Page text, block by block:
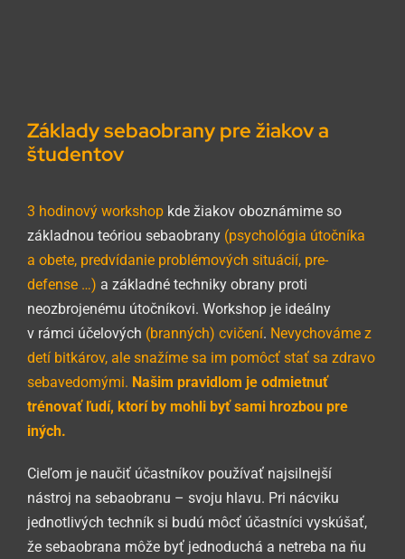
Základy sebaobrany pre žiakov a
študentov
3 hodinový workshopkde žiakov oboznámime so
základnou teóriou sebaobrany (psychológia útočníka
a obete, predvídanie problémových situácií, pre-
defense …) a základné techniky obrany proti
neozbrojenému útočníkovi. Workshop je ideálny
v rámci účelových (branných) cvičení. Nevychováme z
detí bitkárov, ale snažíme sa im pomôcť stať sa zdravo
sebavedomými. Našim pravidlom je odmietnuť
trénovať ľudí, ktorí by mohli byť sami hrozbou pre
iných.
Cieľom je naučiť účastníkov používať najsilnejší
nástroj na sebaobranu – svoju hlavu. Pri nácviku
jednotlivých techník si budú môcť účastníci vyskúšať,
že sebaobrana môže byť jednoduchá a netreba na ňu